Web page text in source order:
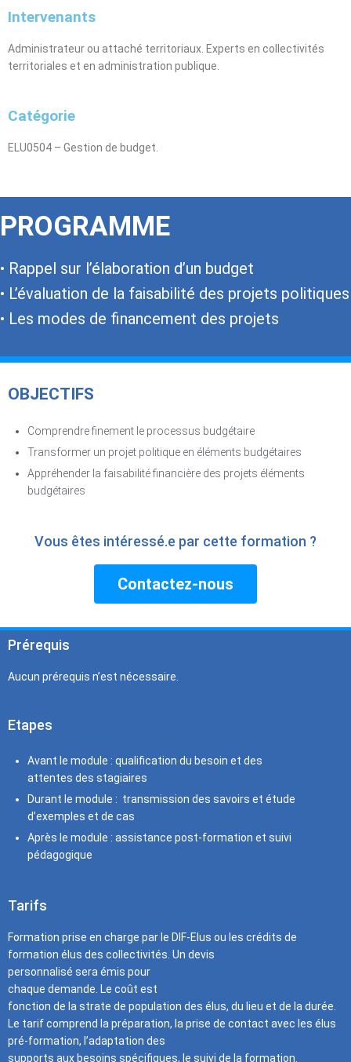
Intervenants
Administrateur ou attaché territoriaux. Experts en collectivités
territoriales et en administration publique.
Catégorie
ELU0504 – Gestion de budget.
PROGRAMME
• Rappel sur l’élaboration d’un budget
• L’évaluation de la faisabilité des projets politiques
• Les modes de financement des projets
OBJECTIFS
Comprendre finement le processus budgétaire
Transformer un projet politique en éléments budgétaires
Appréhender la faisabilité financière des projets éléments
budgétaires
Vous êtes intéressé.e par cette formation ?​
Contactez-nous
Prérequis
Aucun prérequis n’est nécessaire.
Etapes
Avant le module : qualification du besoin et des
attentes des stagiaires
Durant le module : transmission des savoirs et étude
d’exemples et de cas
Après le module : assistance post-formation et suivi
pédagogique
Tarifs
Formation prise en charge par le DIF-Elus ou les crédits de
formation élus des collectivités. Un devis
personnalisé sera émis pour
chaque demande. Le coût est
fonction de la strate de population des élus, du lieu et de la durée.
Le tarif comprend la préparation, la prise de contact avec les élus
pré-formation, l’adaptation des
supports aux besoins spécifiques, le suivi de la formation.